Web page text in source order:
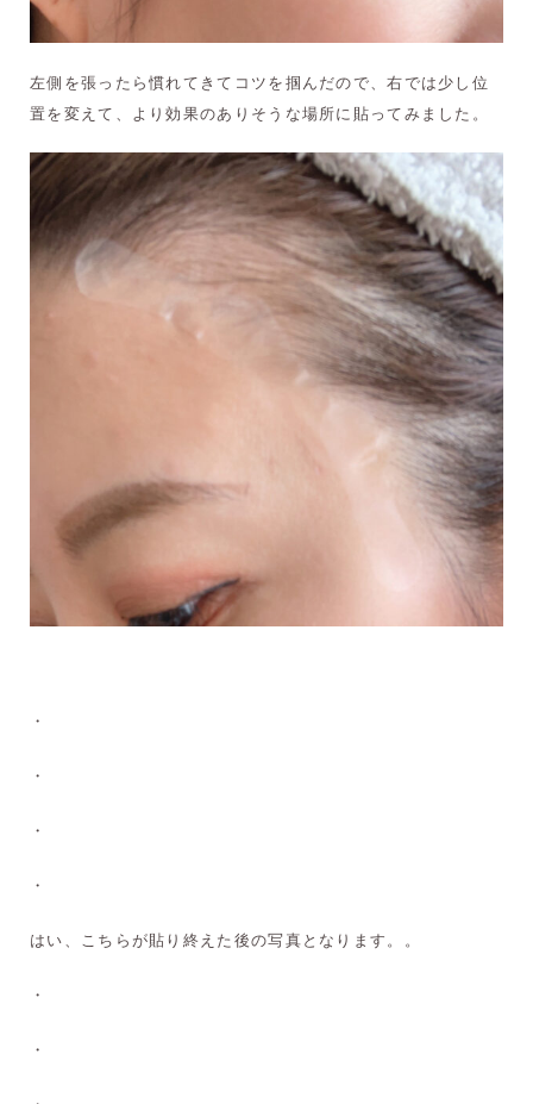
左側を張ったら慣れてきてコツを掴んだので、右では少し位
置を変えて、より効果のありそうな場所に貼ってみました。
・
・
・
・
はい、こちらが貼り終えた後の写真となります。。
・
・